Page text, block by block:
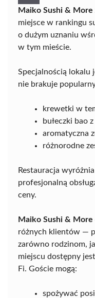
Maiko Sushi & More
miejsce w rankingu
o dużym uznaniu
w tym mieście.
Specjalnością lokalu
nie brakuje
krewetki w
bułeczki bao
aromatyczna
różnorodne
Restauracja
profesjonalną
ceny.
Maiko Sushi & More
różnych klientów —
zarówno rodzinom,
miejscu dostępny
Fi. Goście mogą:
spożywać